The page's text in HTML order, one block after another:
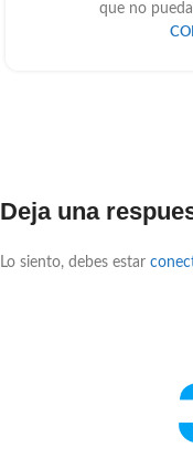
que no
Deja una
Lo siento, debes estar